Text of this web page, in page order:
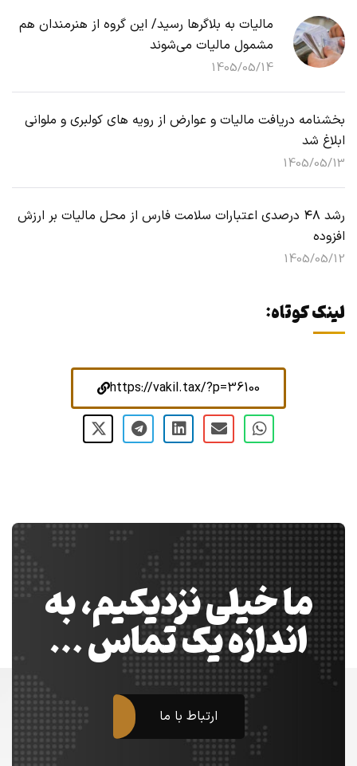
مالیات به بلاگرها رسید/ این گروه از هنرمندان هم
مشمول مالیات می‌شوند
1405/05/14
بخشنامه دریافت مالیات و عوارض از رویه های کولبری و ملوانی
ابلاغ شد
1405/05/13
رشد ۴۸ درصدی اعتبارات سلامت فارس از محل مالیات بر ارزش
افزوده
1405/05/12
لینک کوتاه:
https://vakil.tax/?p=36100
ما خیلی نزدیکیم، به
اندازه یک تماس …
ارتباط با ما